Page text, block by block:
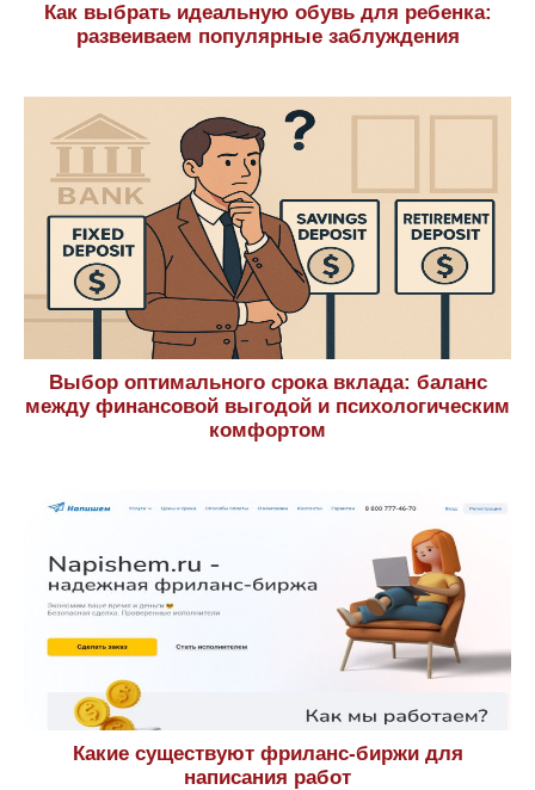
Как выбрать идеальную обувь для ребенка:
развеиваем популярные заблуждения
Выбор оптимального срока вклада: баланс
между финансовой выгодой и психологическим
комфортом
Какие существуют фриланс-биржи для
написания работ